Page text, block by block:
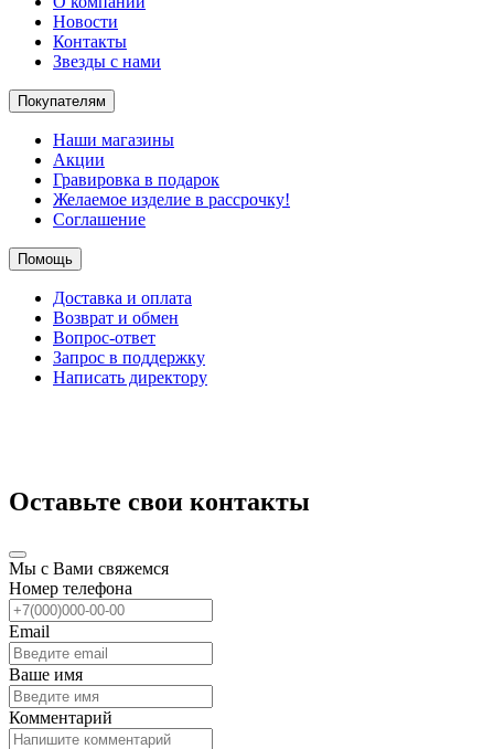
Новости
Контакты
Звезды с нами
Покупателям
Наши магазины
Акции
Гравировка в подарок
Желаемое изделие в рассрочку!
Соглашение
Помощь
Доставка и оплата
Возврат и обмен
Вопрос-ответ
Запрос в поддержку
Написать директору
Оставьте свои контакты
Мы с Вами свяжемся
Номер телефона
Email
Ваше имя
Комментарий